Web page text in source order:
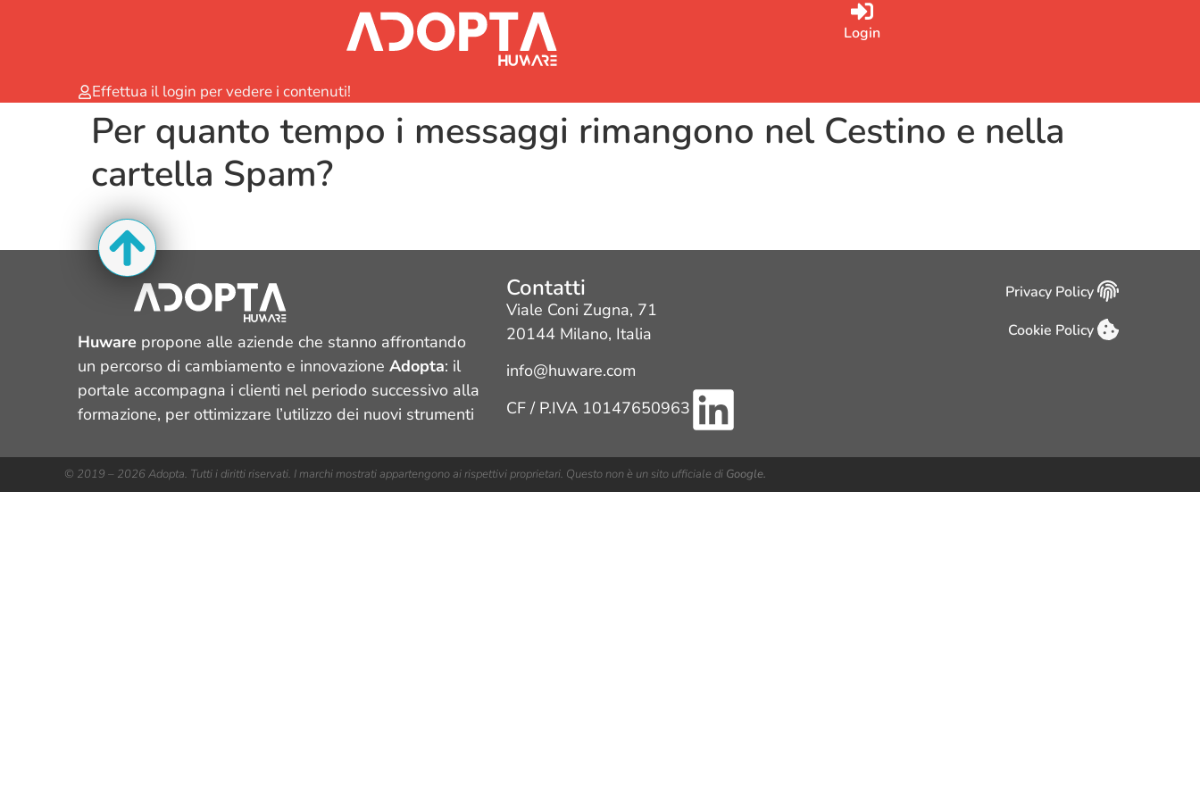
Login
Effettua il login per vedere i contenuti!
Per quanto tempo i messaggi rimangono nel Cestino e nella
cartella Spam?
Huware propone alle aziende che stanno affrontando
un percorso di cambiamento e innovazione Adopta: il
portale accompagna i clienti nel periodo successivo alla
formazione, per ottimizzare l’utilizzo dei nuovi strumenti
Contatti
Viale Coni Zugna, 71
20144 Milano, Italia
info@huware.com
CF / P.IVA 10147650963
Privacy Policy
Cookie Policy
© 2019 – 2026 Adopta. Tutti i diritti riservati. I marchi mostrati appartengono ai rispettivi proprietari. Questo non è un sito ufficiale di Google.